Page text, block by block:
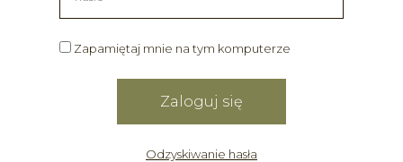
Zapamiętaj mnie na tym komputerze
Odzyskiwanie hasła